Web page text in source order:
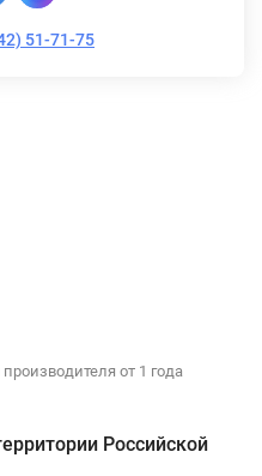
51-71-75
от 1 года
Российской